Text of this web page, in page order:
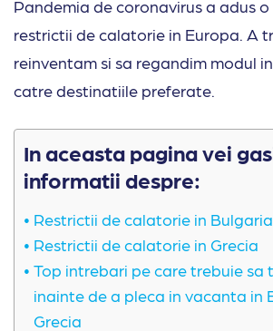
Pandemia de coronavirus a adus
restrictii de calatorie in Europa. A
reinventam si sa regandim modul
catre destinatiile preferate.
In aceasta pagina vei
informatii despre:
Restrictii de calatorie in Bulgaria
Restrictii de calatorie in Grecia
Top intrebari pe care trebuie sa
inainte de a pleca in vacanta in
Grecia